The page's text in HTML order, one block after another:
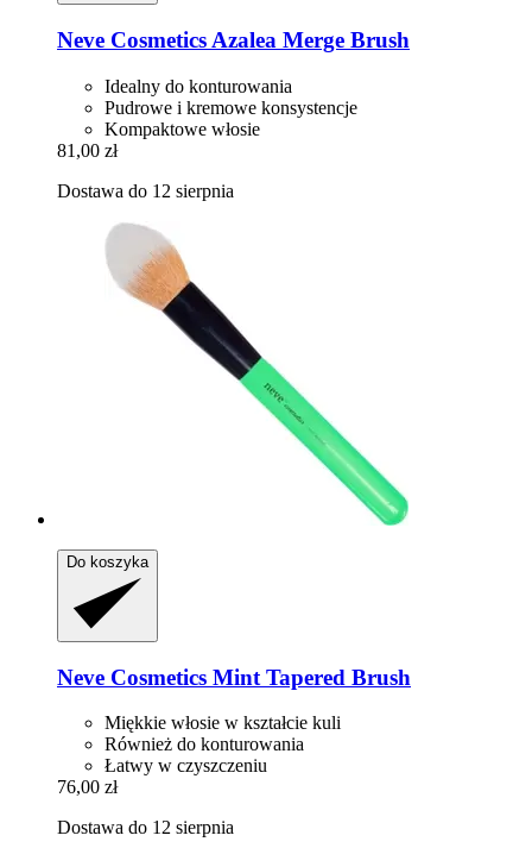
Neve Cosmetics Azalea Merge Brush
Idealny do konturowania
Pudrowe i kremowe konsystencje
Kompaktowe włosie
81,00 zł
Dostawa do 12 sierpnia
Do koszyka
Neve Cosmetics Mint Tapered Brush
Miękkie włosie w kształcie kuli
Również do konturowania
Łatwy w czyszczeniu
76,00 zł
Dostawa do 12 sierpnia